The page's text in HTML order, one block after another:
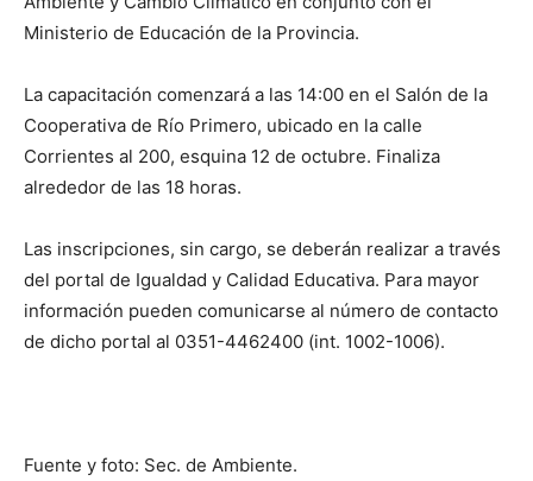
Ministerio de Educación de la Provincia.
La capacitación comenzará a las 14:00 en el Salón de la
Cooperativa de Río Primero, ubicado en la calle
Corrientes al 200, esquina 12 de octubre. Finaliza
alrededor de las 18 horas.
Las inscripciones, sin cargo, se deberán realizar a través
del portal de Igualdad y Calidad Educativa. Para mayor
información pueden comunicarse al número de contacto
de dicho portal al 0351-4462400 (int. 1002-1006).
Fuente y foto: Sec. de Ambiente.